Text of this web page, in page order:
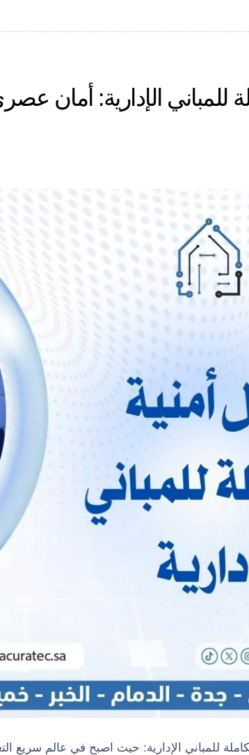
للمباني الإدارية: أمان
للمباني الإدارية: حيث اصبح في عالم سريع